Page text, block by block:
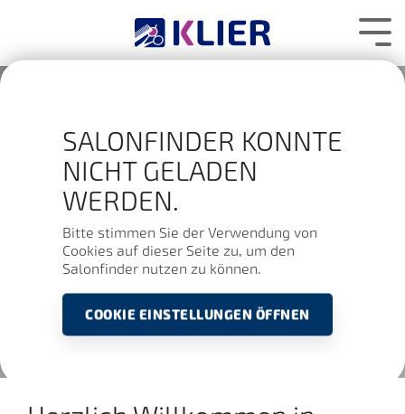
SALONFINDER KONNTE
NICHT GELADEN
WERDEN.
Bitte stimmen Sie der Verwendung von
Cookies auf dieser Seite zu, um den
Salonfinder nutzen zu können.
COOKIE EINSTELLUNGEN ÖFFNEN